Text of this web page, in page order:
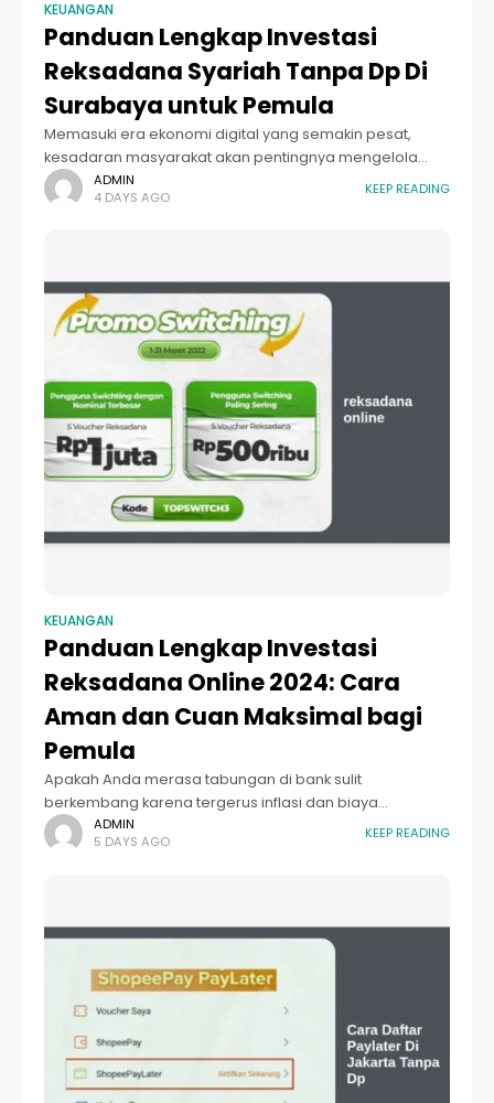
KEUANGAN
Panduan Lengkap Investasi
Reksadana Syariah Tanpa Dp Di
Surabaya untuk Pemula
Memasuki era ekonomi digital yang semakin pesat,
kesadaran masyarakat akan pentingnya mengelola
keuangan sejak dini semakin meningkat. Banyak warga
kota pahlawan yang kini mulai melirik alternatif
ADMIN
4 DAYS AGO
KEEP READING
KEUANGAN
Panduan Lengkap Investasi
Reksadana Online 2024: Cara
Aman dan Cuan Maksimal bagi
Pemula
Apakah Anda merasa tabungan di bank sulit
berkembang karena tergerus inflasi dan biaya
administrasi? Saat ini, banyak orang mulai beralih ke
instrumen investasi yang lebih modern dan efisien,
ADMIN
5 DAYS AGO
KEEP READING